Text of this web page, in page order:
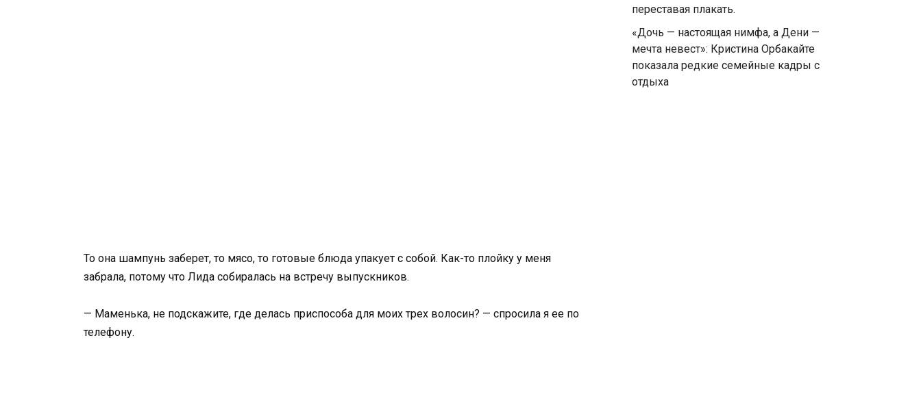
То она шампунь заберет, то мясо, то готовые блюда упакует с собой. Как-то плойку у меня
забрала, потому что Лида собиралась на встречу выпускников.
— Маменька, не подскажите, где делась приспособа для моих трех волосин? — спросила я ее по
телефону.
переставая плакать.
«Дочь — настоящая нимфа, а Дени —
мечта невест»: Кристина Орбакайте
показала редкие семейные кадры с
отдыха